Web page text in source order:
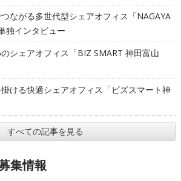
ながる多世代型シェアオフィス「NAGAYA
独インタビュー
シェアオフィス「BIZ SMART 神田富山
ける快適シェアオフィス「ビズスマート神
すべての記事を見る
集情報